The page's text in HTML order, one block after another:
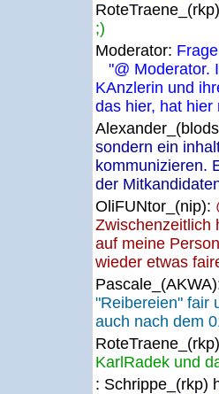
;)
Moderator:
"@ Moderator.
KAnzlerin und
das hier, hat hier
sondern ein
kommunizieren.
der
OliFUNtor_(nip):
Zwischenzeitlich
auf meine
wieder etwas
"Reibereien" fair
auch nach dem
KarlRadek und
: Schrippe_(rkp)